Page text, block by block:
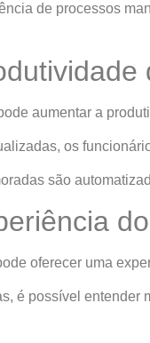
de processos
aumentar a
os
são
oferecer uma
é possível